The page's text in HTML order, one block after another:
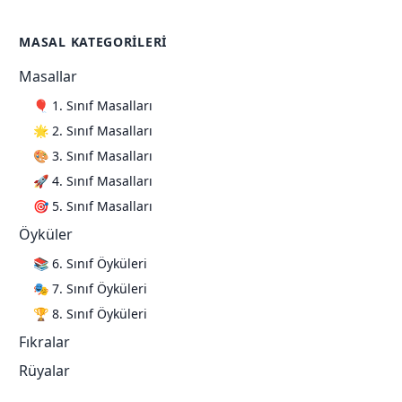
MASAL KATEGORILERI
Masallar
🎈 1. Sınıf Masalları
🌟 2. Sınıf Masalları
🎨 3. Sınıf Masalları
🚀 4. Sınıf Masalları
🎯 5. Sınıf Masalları
Öyküler
📚 6. Sınıf Öyküleri
🎭 7. Sınıf Öyküleri
🏆 8. Sınıf Öyküleri
Fıkralar
Rüyalar